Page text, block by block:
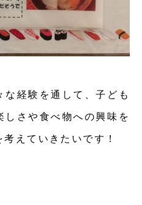
経験を通して、子ども
しさや食べ物への興味を
えていきたいです！